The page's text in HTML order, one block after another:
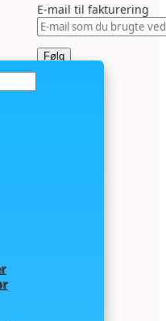
E-mail til fakturering
Følg